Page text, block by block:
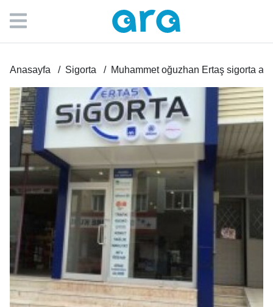
Anasayfa Sigorta Muhammet oğuzhan Ertaş sigorta